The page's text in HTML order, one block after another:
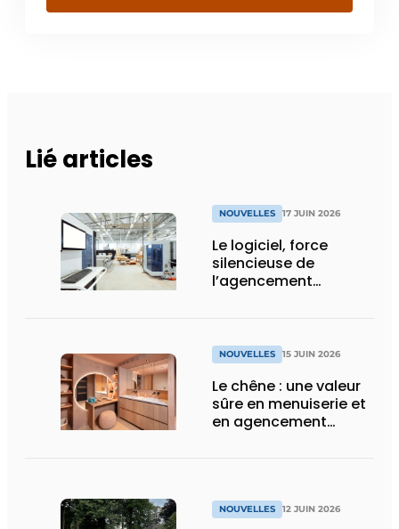
Lié articles
NOUVELLES 17 JUIN 2026
Le logiciel, force
silencieuse de
l’agencement
NOUVELLES 15 JUIN 2026
Le chêne : une valeur
sûre en menuiserie et
en agencement
NOUVELLES 12 JUIN 2026